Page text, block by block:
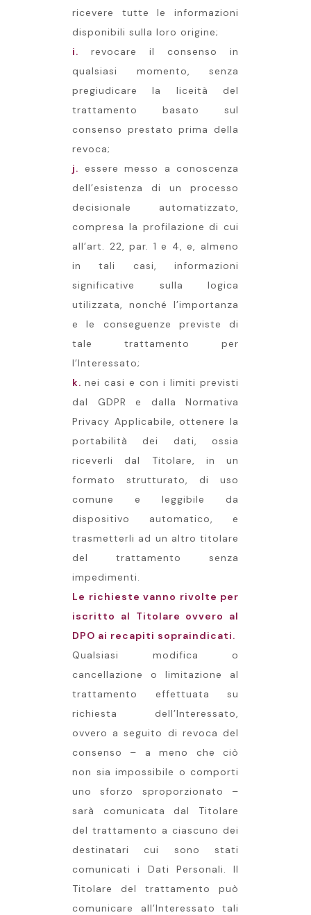
ricevere tutte le informazioni
disponibili sulla loro origine;
i.
revocare il consenso in
qualsiasi momento, senza
pregiudicare la liceità del
trattamento basato sul
consenso prestato prima della
revoca;
j. essere messo a conoscenza
dell’esistenza di un processo
decisionale automatizzato,
compresa la profilazione di cui
all’art. 22, par. 1 e 4, e, almeno
in tali casi, informazioni
significative sulla logica
utilizzata, nonché l’importanza
e le conseguenze previste di
tale trattamento per
l’Interessato;
k. nei casi e con i limiti previsti
dal GDPR e dalla Normativa
Privacy Applicabile, ottenere la
portabilità dei dati, ossia
riceverli dal Titolare, in un
formato strutturato, di uso
comune e leggibile da
dispositivo automatico, e
trasmetterli ad un altro titolare
del trattamento senza
impedimenti.
Le richieste vanno rivolte per
iscritto al Titolare ovvero al
DPO ai recapiti sopraindicati.
Qualsiasi modifica o
cancellazione o limitazione al
trattamento effettuata su
richiesta dell’Interessato,
ovvero a seguito di revoca del
consenso – a meno che ciò
non sia impossibile o comporti
uno sforzo sproporzionato –
sarà comunicata dal Titolare
del trattamento a ciascuno dei
destinatari cui sono stati
comunicati i Dati Personali. Il
Titolare del trattamento può
comunicare all’Interessato tali